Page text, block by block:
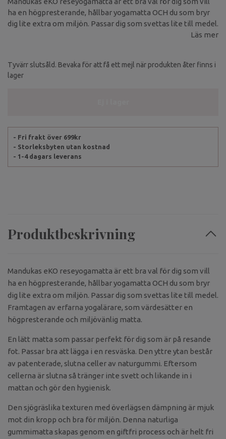
ha en högpresterande, hållbar yogamatta OCH du som bryr
dig lite extra om miljön. Passar dig som svettas lite till medel.
Läs mer
Tyvärr slutsåld. Bevaka för att få ett mejl när produkten åter finns i
lager
- Fri frakt över 699kr
- Storleksbyten utan kostnad
- 1-4 dagars leverans
Produktbeskrivning
Mandukas eKO reseyogamatta är ett bra val för dig som vill
ha en högpresterande, hållbar yogamatta OCH du som bryr
dig lite extra om miljön. Passar dig som svettas lite till medel.
Framtagen av erfarna yogalärare, som värdesätter en
högpresterande och miljövänlig matta.
En lätt matta som passar perfekt för dig som är på resande
fot. Passar bra att lägga i en resväska. Den yttre ytan består
av patenterade, slutna celler av naturgummi. Eftersom
cellerna är slutna så tränger inte svett och likande in i
mattan och gör den hygienisk.
Den sjögräslika texturen med överlägsen dämpning är mjuk
mot din kropp och bra för miljön. Denna naturliga
gummimatta skapas genom en giftfri process och är helt fri